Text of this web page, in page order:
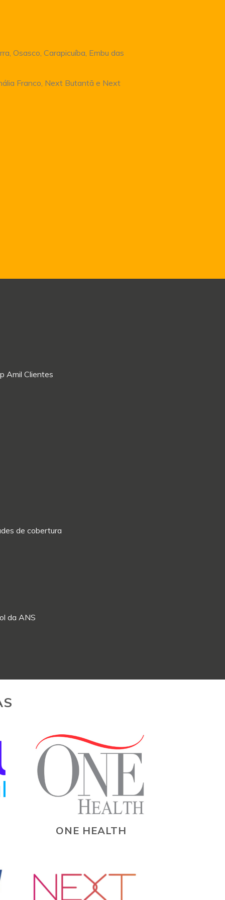
Osasco, Carapicuíba, Embu das
Franco, Next Butantã e Next
Amil Clientes
de cobertura
da ANS
ONE HEALTH